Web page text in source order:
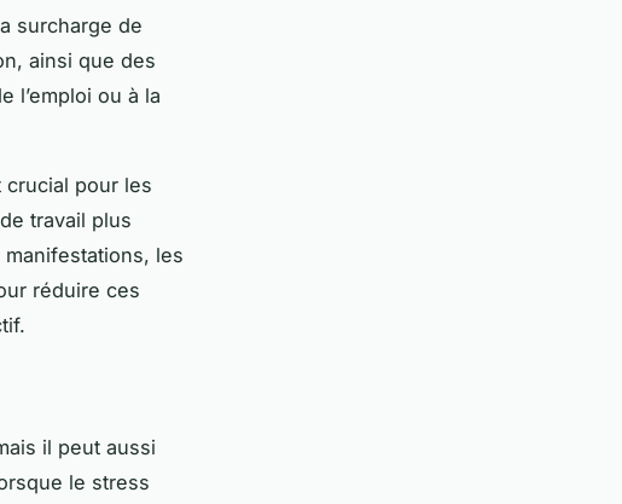
surcharge de
ainsi que des
l’emploi ou à la
pour les
travail plus
les
réduire ces
il peut aussi
le stress